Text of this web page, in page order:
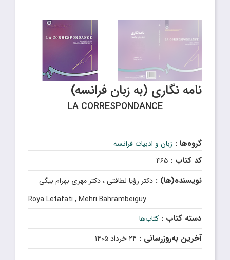
نامه نگاری (به زبان فرانسه)
LA CORRESPONDANCE
گروه‌ها : زبان و ادبیات فرانسه
کد کتاب : ۴۶۵
نویسنده(ها) : دکتر رؤیا لطافتى ، دکتر مهرى بهرام بیگى
Roya Letafati , Mehri Bahrambeiguy
دسته کتاب : کتاب‌ها
آخرین به‌روزرسانی : ۲۴ خرداد ۱۴۰۵